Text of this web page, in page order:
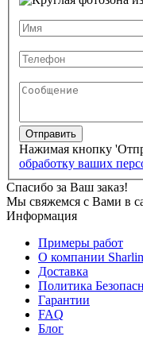
Отправить
Нажимая кнопку
обработку ваших
Спасибо за Ваш заказ!
Мы свяжемся с Вами в
Информация
Примеры работ
О компании
Доставка
Политика
Гарантии
FAQ
Блог